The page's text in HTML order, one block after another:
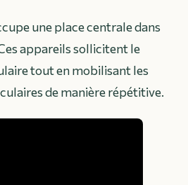
une place centrale dans
appareils sollicitent le
tout en mobilisant les
de manière répétitive.